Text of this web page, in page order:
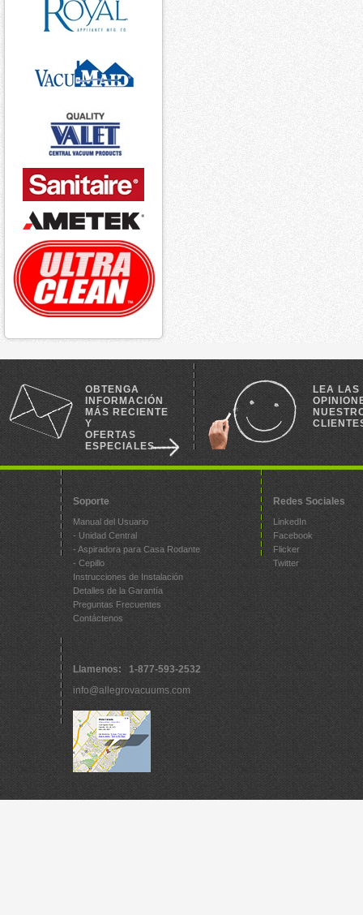
OBTENGA
INFORMACIÓN
MÁS RECIENTE
Y
OFERTAS
ESPECIALES
LEA LAS
Soporte
Manual del Usuario
- Unidad Central
- Aspiradora para Casa Rodante
- Cepillo
Instrucciones de Instalación
Detalles de la Garantía
Preguntas Frecuentes
Contáctenos
Redes Sociales
LinkedIn
Facebook
Flicker
Twitter
Llamenos: 1-877-593-2532
info@allegrovacuums.com